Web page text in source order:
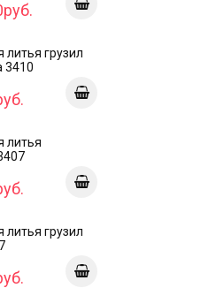
грузил
3410
литья
грузил